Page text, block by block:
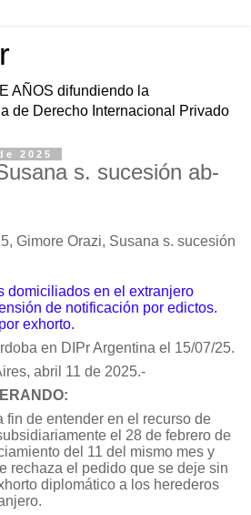
AÑOS difundiendo la
de Derecho Internacional Privado
2025
s. sucesión ab-
Gimore Orazi, Susana s. sucesión
domiciliados en el extranjero
de notificación por edictos.
exhorto.
en DIPr Argentina el 15/07/25.
abril 11 de 2025.-
fin de entender en el recurso de
el 28 de febrero de
del 11 del mismo mes y
rechaza el pedido que se deje sin
diplomático a los herederos